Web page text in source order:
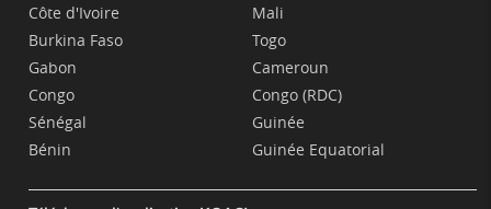
Côte d'Ivoire
Burkina Faso
Gabon
Congo
Sénégal
Bénin
Mali
Togo
Cameroun
Congo (RDC)
Guinée
Guinée Equatorial